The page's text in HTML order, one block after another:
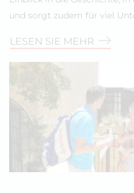
und sorgt zudem für viel
LESEN SIE MEHR